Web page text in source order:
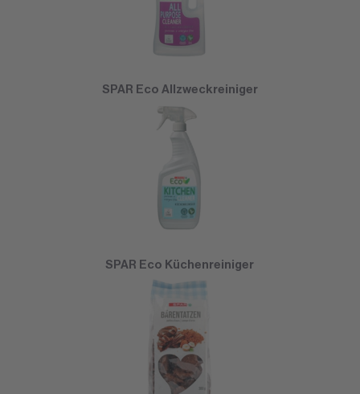
SPAR Eco Allzweckreiniger
SPAR Eco Küchenreiniger